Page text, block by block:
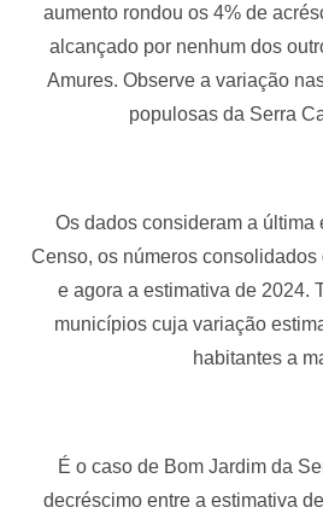
aumento rondou os 4% de
alcançado por nenhum dos
Amures. Observe a variação
populosas da Serra
Os dados consideram a última
Censo, os números consolidados
e agora a estimativa de 2024.
municípios cuja variação
habitantes a
É o caso de Bom Jardim da
decréscimo entre a estimativa